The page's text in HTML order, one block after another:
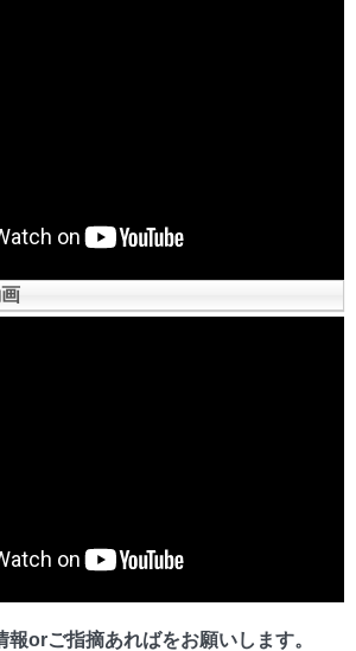
報orご指摘あればをお願いします。